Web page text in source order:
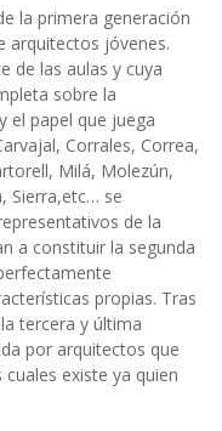
la primera generación
arquitectos jóvenes.
de las aulas y cuya
sobre la
el papel que juega
Corrales, Correa,
Milá, Molezún,
Sierra,etc… se
de la
a constituir la segunda
propias. Tras
tercera y última
por arquitectos que
existe ya quien